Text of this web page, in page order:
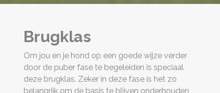
Brugklas
Om jou en je hond op een goede wijze verder
door de puber fase te begeleiden is speciaal
deze brugklas. Zeker in deze fase is het zo
belangrijk om de basis te blijven onderhouden